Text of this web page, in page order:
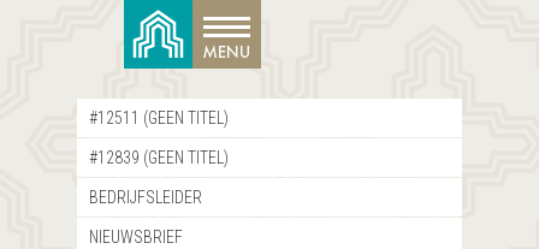
#12511 (GEEN TITEL)
#12839 (GEEN TITEL)
BEDRIJFSLEIDER
NIEUWSBRIEF